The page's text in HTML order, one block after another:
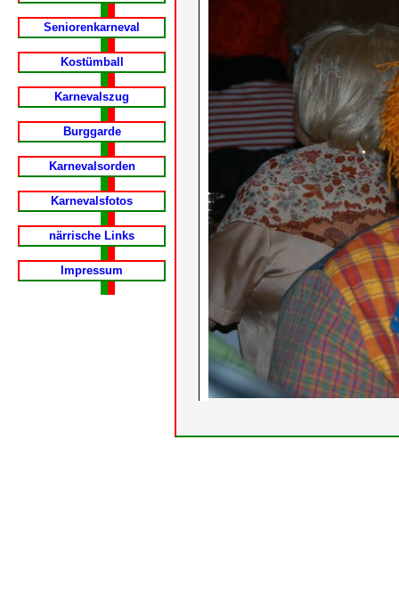
Seniorenkarneval
Kostümball
Karnevalszug
Burggarde
Karnevalsorden
Karnevalsfotos
närrische Links
Impressum